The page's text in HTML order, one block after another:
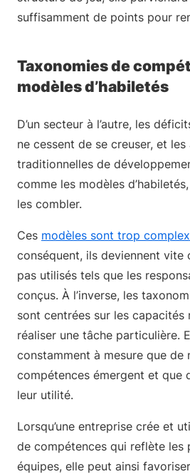
suffisamment de points pour
Taxonomies de
modèles d’habiletés
D’un secteur à l’autre, les
ne cessent de se creuser, et
traditionnelles de
comme les modèles
les combler.
Ces modèles sont trop
conséquent, ils deviennent vite
pas utilisés tels que les
conçus. À l’inverse, les
sont centrées sur les capacités
réaliser une tâche particulière.
constamment à mesure que de
compétences émergent et que
leur utilité.
Lorsqu’une entreprise crée et
de compétences qui reflète les
équipes, elle peut ainsi